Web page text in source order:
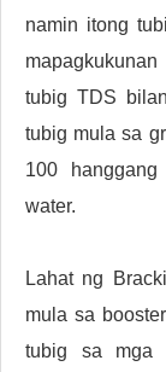
namin itong
tubig TDS
tubig mula sa
100
water.
Lahat ng
mula sa
tubig sa mga